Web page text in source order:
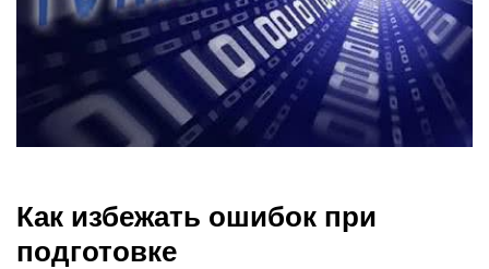
Как избежать ошибок при
подготовке